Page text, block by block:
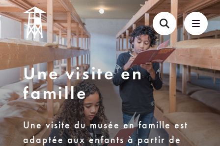
Une visite en
famille
Une visite du musée en famille est
adaptée aux enfants à partir de